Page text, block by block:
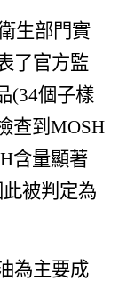
生部門實
了官方監
(34個子樣
查到MOSH
含量顯著
被判定為
為主要成